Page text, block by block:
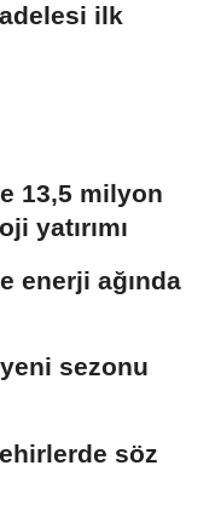
ilk
13,5 milyon
yatırımı
enerji ağında
sezonu
söz